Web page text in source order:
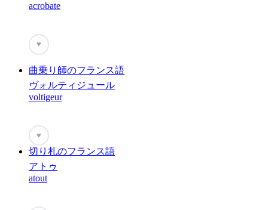
acrobate
♥
曲乗り師のフランス語
ヴォルティジュール
voltigeur
♥
切り札のフランス語
アトゥ
atout